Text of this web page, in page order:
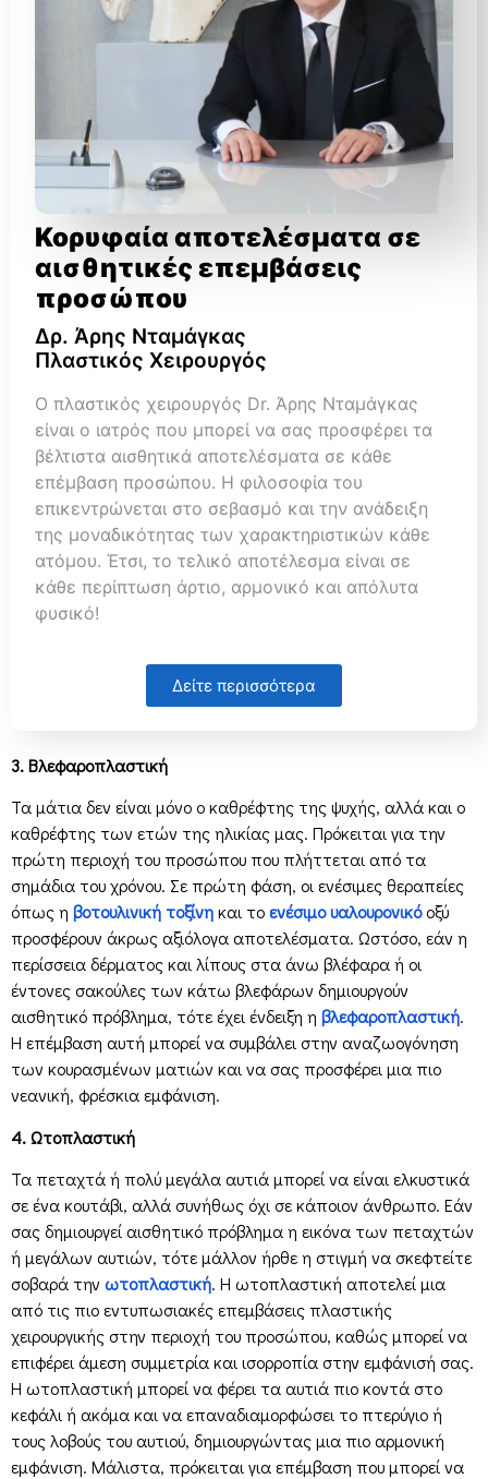
Κορυφαία αποτελέσματα σε
αισθητικές επεμβάσεις
προσώπου
Δρ. Άρης Νταμάγκας
Πλαστικός Χειρουργός
Ο πλαστικός χειρουργός Dr. Άρης Νταμάγκας
είναι ο ιατρός που μπορεί να σας προσφέρει τα
βέλτιστα αισθητικά αποτελέσματα σε κάθε
επέμβαση προσώπου. Η φιλοσοφία του
επικεντρώνεται στο σεβασμό και την ανάδειξη
της μοναδικότητας των χαρακτηριστικών κάθε
ατόμου. Έτσι, το τελικό αποτέλεσμα είναι σε
κάθε περίπτωση άρτιο, αρμονικό και απόλυτα
φυσικό!
Δείτε περισσότερα
3. Βλεφαροπλαστική
Τα μάτια δεν είναι μόνο ο καθρέφτης της ψυχής, αλλά και ο
καθρέφτης των ετών της ηλικίας μας. Πρόκειται για την
πρώτη περιοχή του προσώπου που πλήττεται από τα
σημάδια του χρόνου. Σε πρώτη φάση, οι ενέσιμες θεραπείες
όπως η βοτουλινική τοξίνηκαι το ενέσιμο υαλουρονικόοξύ
προσφέρουν άκρως αξιόλογα αποτελέσματα. Ωστόσο, εάν η
περίσσεια δέρματος και λίπους στα άνω βλέφαρα ή οι
έντονες σακούλες των κάτω βλεφάρων δημιουργούν
αισθητικό πρόβλημα, τότε έχει ένδειξη η βλεφαροπλαστική.
Η επέμβαση αυτή μπορεί να συμβάλει στην αναζωογόνηση
των κουρασμένων ματιών και να σας προσφέρει μια πιο
νεανική, φρέσκια εμφάνιση.
4. Ωτοπλαστική
Τα πεταχτά ή πολύ μεγάλα αυτιά μπορεί να είναι ελκυστικά
σε ένα κουτάβι, αλλά συνήθως όχι σε κάποιον άνθρωπο. Εάν
σας δημιουργεί αισθητικό πρόβλημα η εικόνα των πεταχτών
ή μεγάλων αυτιών, τότε μάλλον ήρθε η στιγμή να σκεφτείτε
σοβαρά την ωτοπλαστική. Η ωτοπλαστική αποτελεί μια
από τις πιο εντυπωσιακές επεμβάσεις πλαστικής
χειρουργικής στην περιοχή του προσώπου, καθώς μπορεί να
επιφέρει άμεση συμμετρία και ισορροπία στην εμφάνισή σας.
Η ωτοπλαστική μπορεί να φέρει τα αυτιά πιο κοντά στο
κεφάλι ή ακόμα και να επαναδιαμορφώσει το πτερύγιο ή
τους λοβούς του αυτιού, δημιουργώντας μια πιο αρμονική
εμφάνιση. Μάλιστα, πρόκειται για επέμβαση που μπορεί να